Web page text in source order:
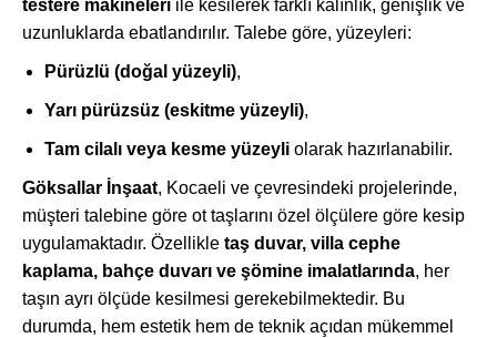
testere makineleri ile kesilerek farklı kalınlık, genişlik ve
uzunluklarda ebatlandırılır. Talebe göre, yüzeyleri:
Pürüzlü (doğal yüzeyli),
Yarı pürüzsüz (eskitme yüzeyli),
Tam cilalı veya kesme yüzeyli olarak hazırlanabilir.
Göksallar İnşaat, Kocaeli ve çevresindeki projelerinde,
müşteri talebine göre ot taşlarını özel ölçülere göre kesip
uygulamaktadır. Özellikle taş duvar, villa cephe
kaplama, bahçe duvarı ve şömine imalatlarında, her
taşın ayrı ölçüde kesilmesi gerekebilmektedir. Bu
durumda, hem estetik hem de teknik açıdan mükemmel